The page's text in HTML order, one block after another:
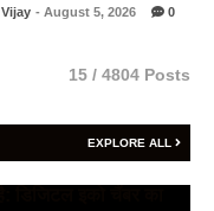
Vijay - August 5, 2026 0
15 / 4804 Posts
EXPLORE ALL